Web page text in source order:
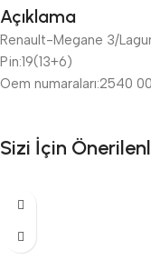
Açıklama
Renault-Megane 3/
Pin:19(13+6)
Oem numaraları:2540
Sizi İçin